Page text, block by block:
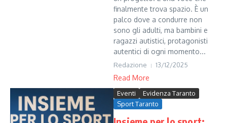
finalmente trova spazio. È un
palco dove a condurre non
sono gli adulti, ma bambini e
ragazzi autistici, protagonisti
autentici di ogni momento...
Redazione 13/12/2025
Read More
Eventi
Evidenza Taranto
Sport Taranto